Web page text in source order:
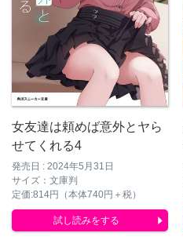
女友達は頼めば意外とヤら
せてくれる4
発売日 : 2024年5月31日
サイズ：文庫判
定価:814円（本体740円＋税）
試し読みをする